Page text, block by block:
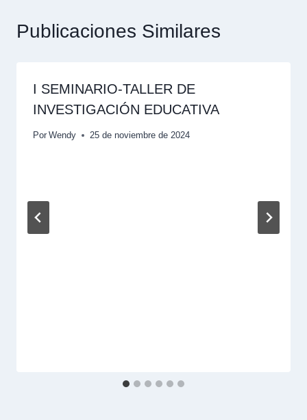
Publicaciones Similares
I SEMINARIO-TALLER DE
INVESTIGACIÓN EDUCATIVA
Por Wendy 25 de noviembre de 2024